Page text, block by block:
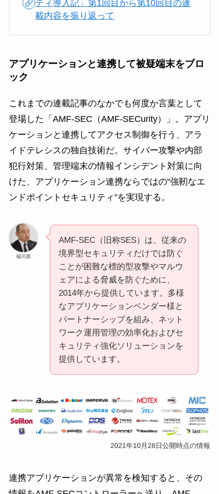
ティ導入記」第1回目から第10回目の連
載内容を振り返って
アプリケーションと連携して被疑端末をブロ
ック
これまでの連載記事のなかでも何度か言葉として
登場した「AMF-SEC（AMF-SECurity）」。アプリ
ケーションと連携してアクセス制御を行う、アラ
イドテレシスの独自技術だ。サイバー攻撃や内部
犯行対策、管理端末の情報インシデント対策に向
けた、アプリケーション連携ならではの“強靭なエ
ンドポイントセキュリティ”を実現する。
福川原
AMF-SEC（旧称SES）は、従来の
境界型セキュリティだけでは防ぐ
ことが困難な標的型攻撃やマルウ
ェアによる脅威を防ぐために、
2014年から提供しています。多様
なアプリケーションベンダー様と
パートナーシップを組み、ネット
ワーク運用管理の効率化およびセ
キュリティ強化ソリューションを
提供しています。
2021年10月28日公開時点の情報
連携アプリケーションが異常を検知すると、その